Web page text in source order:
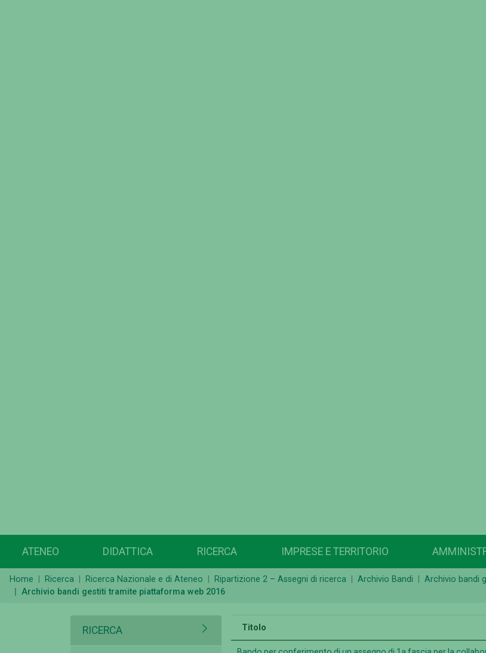
ATENEO DIDATTICA RICERCA IMPRESE E TERRITORIO
Home Ricerca Ricerca Nazionale e di Ateneo Ripartizione 2 – Assegni di ricerca Archivio Bandi
Archivio bandi
Archivio bandi gestiti tramite piattaforma web 2016
RICERCA Titolo